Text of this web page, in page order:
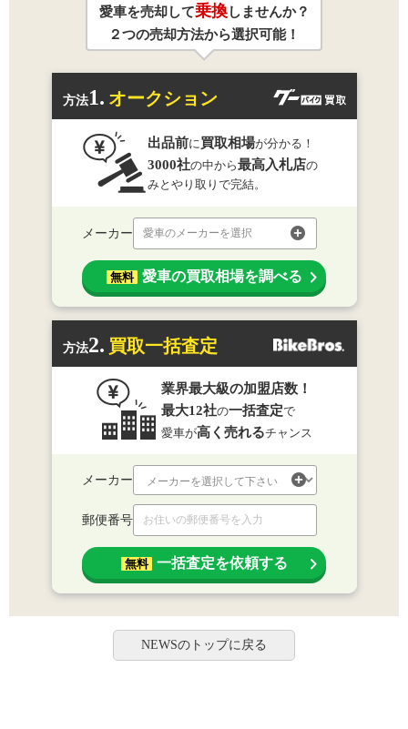
愛車を売却して乗換しませんか？
２つの売却方法から選択可能！
方法1. オークション
出品前に買取相場が分かる！
3000社の中から最高入札店の
みとやり取りで完結。
メーカー 愛車のメーカーを選択
無料 愛車の買取相場を調べる
方法2. 買取一括査定
業界最大級の加盟店数！
最大12社の一括査定で
愛車が高く売れるチャンス
メーカー
郵便番号
無料 一括査定を依頼する
NEWSのトップに戻る